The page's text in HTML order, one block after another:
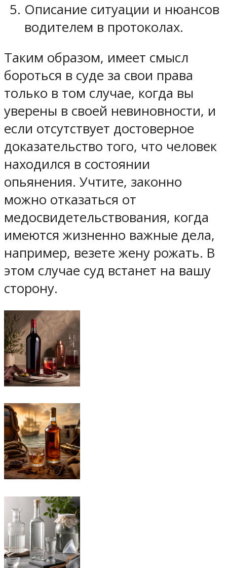
Описание ситуации и нюансов
водителем в протоколах.
Таким образом, имеет смысл
бороться в суде за свои права
только в том случае, когда вы
уверены в своей невиновности, и
если отсутствует достоверное
доказательство того, что человек
находился в состоянии
опьянения. Учтите, законно
можно отказаться от
медосвидетельствования, когда
имеются жизненно важные дела,
например, везете жену рожать. В
этом случае суд встанет на вашу
сторону.